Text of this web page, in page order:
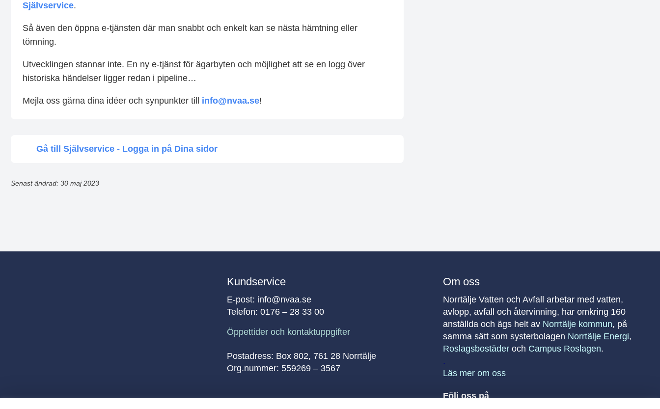
Självservice.
Så även den öppna e-tjänsten där man snabbt och enkelt kan se nästa hämtning eller
tömning.
Utvecklingen stannar inte. En ny e-tjänst för ägarbyten och möjlighet att se en logg över
historiska händelser ligger redan i pipeline…
Mejla oss gärna dina idéer och synpunkter till info@nvaa.se!
Gå till Självservice - Logga in på Dina sidor
Senast ändrad: 30 maj 2023
Kundservice
E-post: info@nvaa.se
Telefon: 0176 – 28 33 00
Öppettider och kontaktuppgifter
Postadress: Box 802, 761 28 Norrtälje
Org.nummer: 559269 – 3567
Om oss
Norrtälje Vatten och Avfall arbetar med vatten,
avlopp, avfall och återvinning, har omkring 160
anställda och ägs helt av Norrtälje kommun, på
samma sätt som systerbolagen Norrtälje Energi,
Roslagsbostäderoch Campus Roslagen.
.
Läs mer om oss
Följ oss på